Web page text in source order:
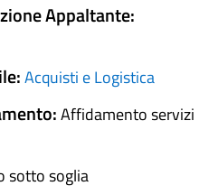
Appaltante:
Acquisti e Logistica
Affidamento servizi
sotto soglia